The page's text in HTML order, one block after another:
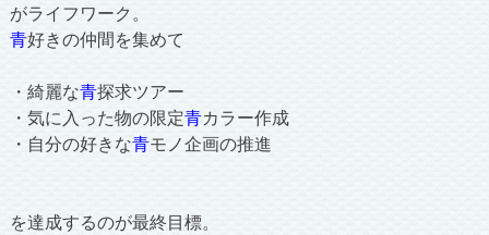
がライフワーク。
青好きの仲間を集めて
・綺麗な青探求ツアー
・気に入った物の限定青カラー作成
・自分の好きな青モノ企画の推進
を達成するのが最終目標。